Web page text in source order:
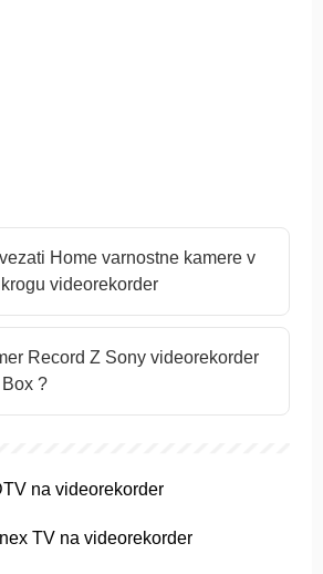
Home varnostne kamere v
videorekorder
Record Z Sony videorekorder
?
na videorekorder
TV na videorekorder